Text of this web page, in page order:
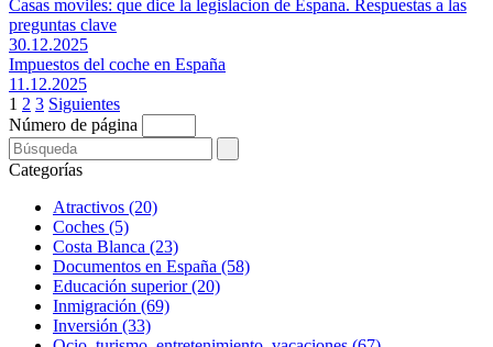
Casas moviles: que dice la legislacion de Espana. Respuestas a las
preguntas clave
30.12.2025
Impuestos del coche en España
11.12.2025
1 2 3 Siguientes
Número de página
Categorías
Atractivos (20)
Coches (5)
Costa Blanca (23)
Documentos en España (58)
Educación superior (20)
Inmigración (69)
Inversión (33)